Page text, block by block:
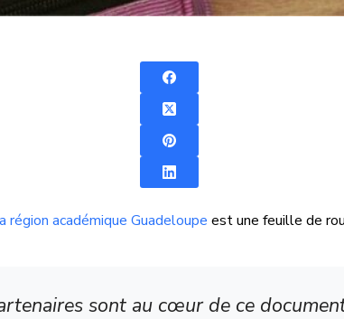
région académique Guadeloupe est une feuille de
sont au cœur de ce